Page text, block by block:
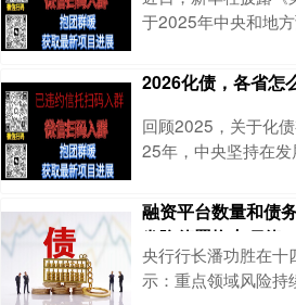
于2025年中央和地
好，2026年预算草
案。全国人大财经委
议，其中一项是积
加微信yxxz798,获
2026化债，各省怎
回顾2025，关于化
25年，中央坚持在
以下五个方面：（1
继续安排2万亿元置
项债券补充地方政
务结存限额中安排
融资平台数量和债
发隐债置换专项债
央行行长潘功胜在十
示：重点领域风险